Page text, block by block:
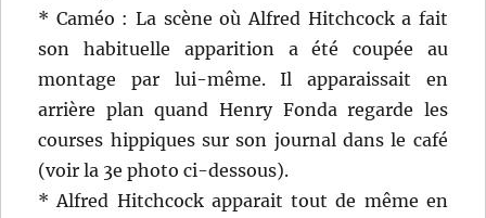
* Caméo : La scène où Alfred Hitchcock a fait
son habituelle apparition a été coupée au
montage par lui-même. Il apparaissait en
arrière plan quand Henry Fonda regarde les
courses hippiques sur son journal dans le café
(voir la 3e photo ci-dessous).
* Alfred Hitchcock apparait tout de même en